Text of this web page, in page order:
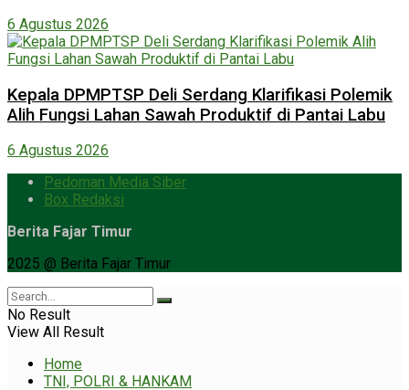
6 Agustus 2026
Kepala DPMPTSP Deli Serdang Klarifikasi Polemik
Alih Fungsi Lahan Sawah Produktif di Pantai Labu
6 Agustus 2026
Pedoman Media Siber
Box Redaksi
Berita Fajar Timur
2025 @ Berita Fajar Timur
No Result
View All Result
Home
TNI, POLRI & HANKAM